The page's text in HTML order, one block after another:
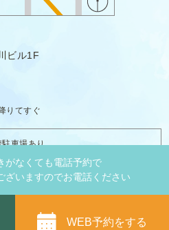
ネット予約 PAGE TOP
がなくても電話予約で
ざいますのでお電話ください
WEB予約をする
ビル1F
りてすぐ
駐車場あり
科クリニック All Rights Reserved.